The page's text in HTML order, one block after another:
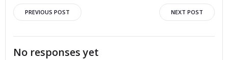
Post
navigation
PREVIOUS POST
navigation
NEXT POST
No responses yet